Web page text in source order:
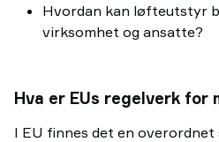
Hvordan kan løfteutstyr
virksomhet og ansatte?
Hva er EUs regelverk for
I EU finnes det en overordnet